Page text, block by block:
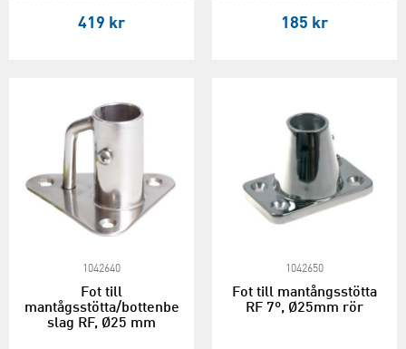
419 kr 185 kr
1042640
Fot till
mantågsstötta/bottenbe
slag RF, Ø25 mm
1042650
Fot till mantångsstötta
RF 7º, Ø25mm rör